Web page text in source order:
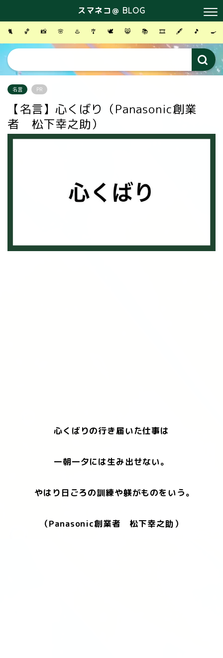
スマネコ＠ BLOG
🐈 🏀 📸 🌸 ♨️ 🎐 🕊 😸 📚 🎞 🖋 🎵 🍳
名言 PR
【名言】心くばり（Panasonic創業
者 松下幸之助）
心くばりの行き届いた仕事は
一朝一夕には生み出せない。
やはり日ごろの訓練や躾がものをいう。
（Panasonic創業者 松下幸之助）